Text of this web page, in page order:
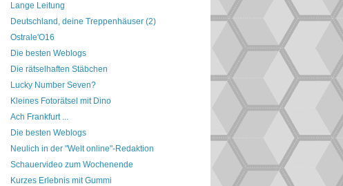
Lange Leitung
Deutschland, deine Treppenhäuser (2)
Ostrale'O16
Die besten Weblogs
Die rätselhaften Stäbchen
Lucky Number Seven?
Kleines Fotorätsel mit Dino
Ach Frankfurt ...
Die besten Weblogs
Neulich in der "Welt online"-Redaktion
Schauervideo zum Wochenende
Kurzes Erlebnis mit Gummi